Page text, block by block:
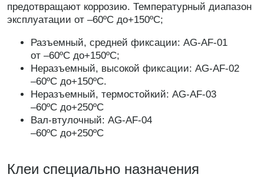
предотвращают коррозию. Температурный диапазон
эксплуатации от –60ºС до+150ºС;
Разъемный, средней фиксации: AG-AF-01
от –60ºС до+150ºС;
Неразъемный, высокой фиксации: AG-AF-02
–60ºС до+150ºС.
Неразъемный, термостойкий: AG-AF-03
–60ºС до+250ºС
Вал-втулочный: AG-AF-04
–60ºС до+250ºС
Клеи специально назначения